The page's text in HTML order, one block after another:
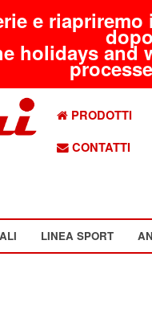
e
holidays
PRODOTTI
CONTATTI
LINEA SPORT